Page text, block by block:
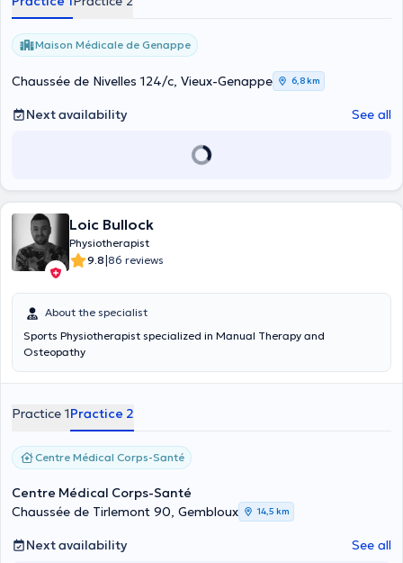
Maison Médicale de Genappe
Chaussée de Nivelles 124/c, Vieux-Genappe 6,8 km
Next availability See all
Loic Bullock
Physiotherapist
9.8|86 reviews
About the specialist
Sports Physiotherapist specialized in Manual Therapy and
Osteopathy
Practice 1Practice 2
Centre Médical Corps-Santé
Centre Médical Corps-Santé
Chaussée de Tirlemont 90, Gembloux
14,5 km
Next availability See all